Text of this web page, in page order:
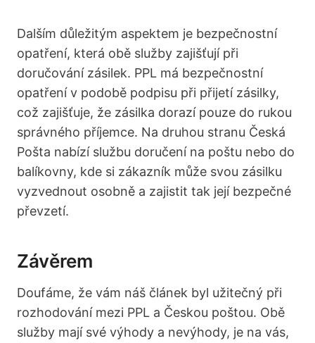
Dalším důležitým aspektem je bezpečnostní
opatření, která obě služby zajišťují při
doručování zásilek. PPL má bezpečnostní
opatření v podobě podpisu při přijetí zásilky,
což zajišťuje, že zásilka dorazí pouze do rukou
správného příjemce. Na druhou stranu Česká
Pošta nabízí službu doručení na poštu nebo do
balíkovny, kde si zákazník může svou zásilku
vyzvednout osobně a zajistit tak její bezpečné
převzetí.
Závěrem
Doufáme, že vám náš článek byl užitečný při
rozhodování mezi PPL a Českou poštou. Obě
služby mají své výhody a nevýhody, je na vás,